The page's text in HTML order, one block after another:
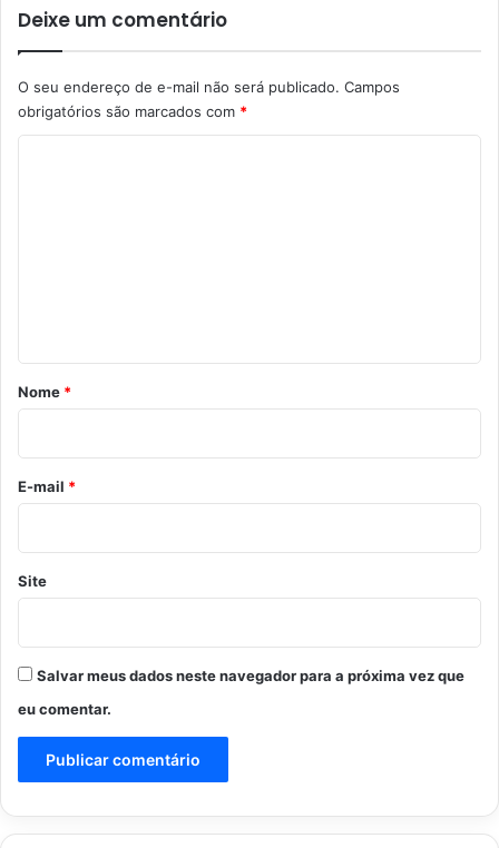
Deixe um comentário
O seu endereço de e-mail não será publicado. Campos
obrigatórios são marcados com *
r
o
*
Nome *
E-mail *
Site
Salvar meus dados neste navegador para a próxima vez que
eu comentar.